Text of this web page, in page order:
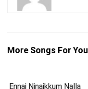
More Songs For You
Ennai Ninaikkum Nalla